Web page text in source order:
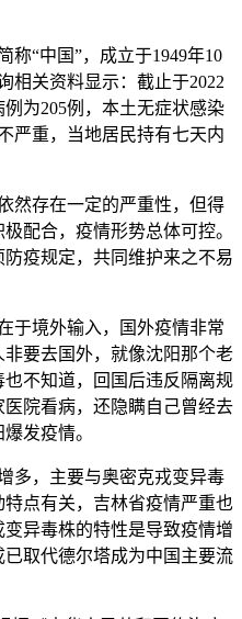
称“中国”，成立于1949年10
相关资料显示：截止于2022
为205例，本土无症状感染
严重，当地居民持有七天内
然存在一定的严重性，但得
配合，疫情形势总体可控。
疫规定，共同维护来之不易
于境外输入，国外疫情非常
要去国外，就像沈阳那个老
不知道，回国后违反隔离规
院看病，还隐瞒自己曾经去
发疫情。
多，主要与奥密克戎变异毒
点有关，吉林省疫情严重也
异毒株的特性是导致疫情增
取代德尔塔成为中国主要流